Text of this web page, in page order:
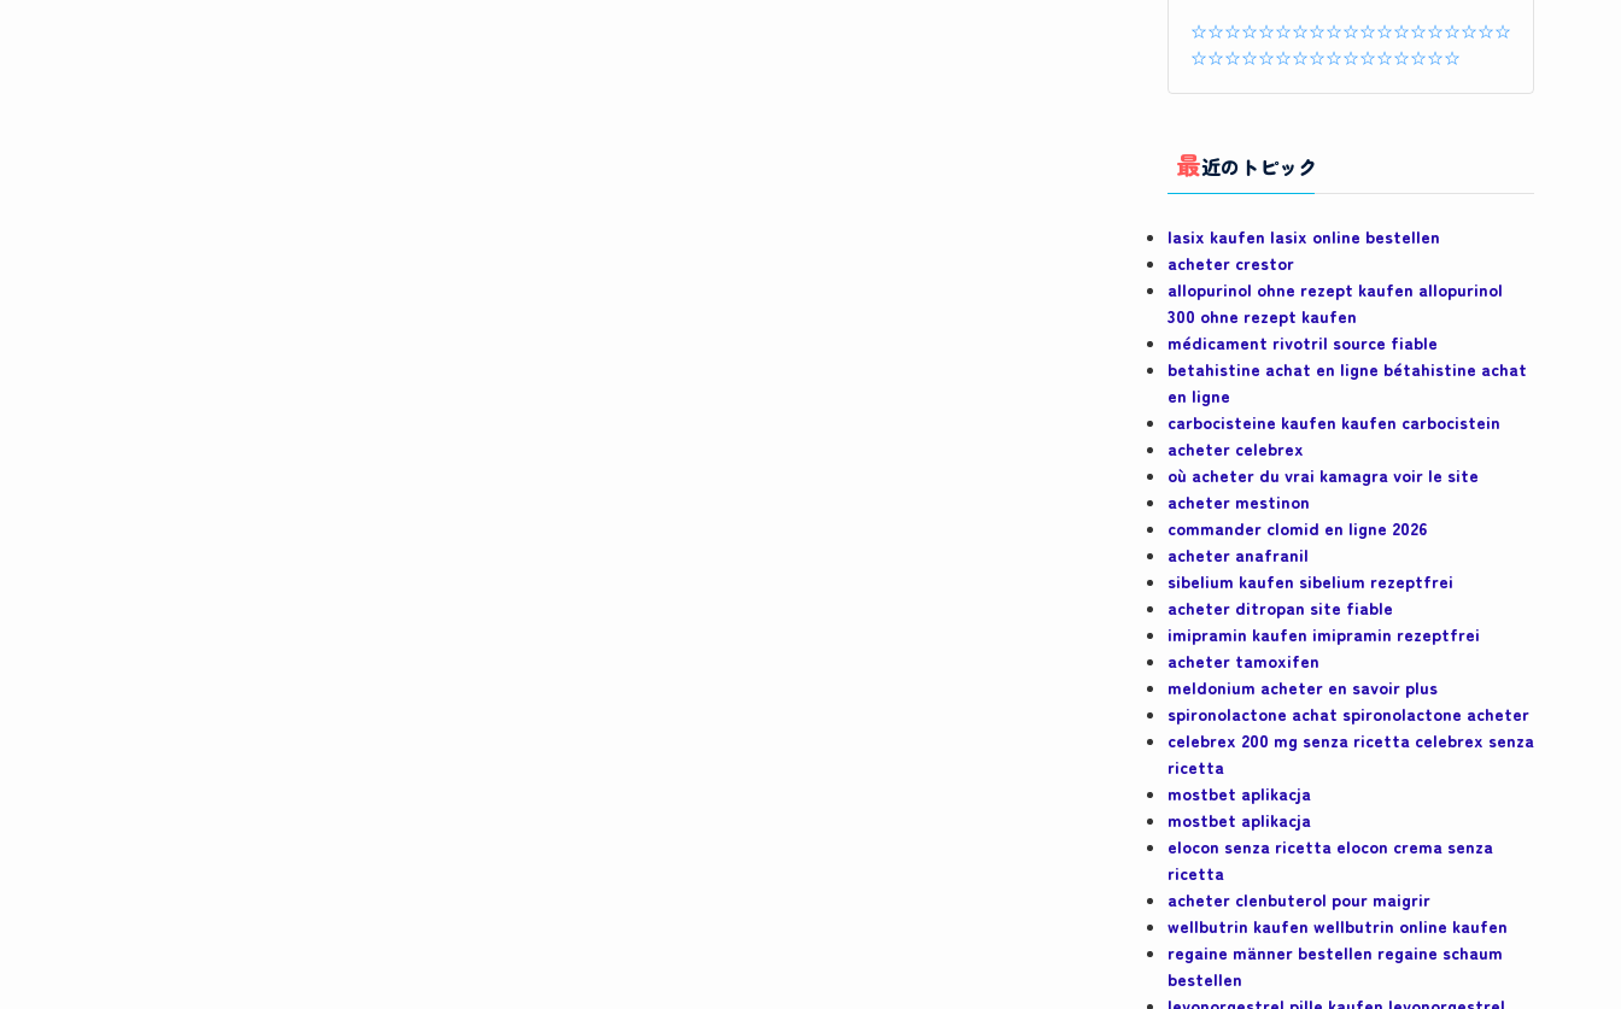
☆☆☆☆☆☆☆☆☆☆☆☆☆☆☆☆☆☆☆
☆☆☆☆☆☆☆☆☆☆☆☆☆☆☆☆
最近のトピック
lasix kaufen lasix online bestellen
acheter crestor
allopurinol ohne rezept kaufen allopurinol
300 ohne rezept kaufen
médicament rivotril source fiable
betahistine achat en ligne bétahistine achat
en ligne
carbocisteine kaufen kaufen carbocistein
acheter celebrex
où acheter du vrai kamagra voir le site
acheter mestinon
commander clomid en ligne 2026
acheter anafranil
sibelium kaufen sibelium rezeptfrei
acheter ditropan site fiable
imipramin kaufen imipramin rezeptfrei
acheter tamoxifen
meldonium acheter en savoir plus
spironolactone achat spironolactone acheter
celebrex 200 mg senza ricetta celebrex senza
ricetta
mostbet aplikacja
mostbet aplikacja
elocon senza ricetta elocon crema senza
ricetta
acheter clenbuterol pour maigrir
wellbutrin kaufen wellbutrin online kaufen
regaine männer bestellen regaine schaum
bestellen